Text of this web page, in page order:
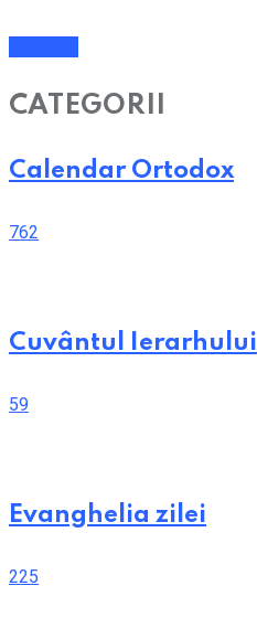
CATEGORII
Calendar Ortodox
762
Cuvântul Ierarhului
59
Evanghelia zilei
225